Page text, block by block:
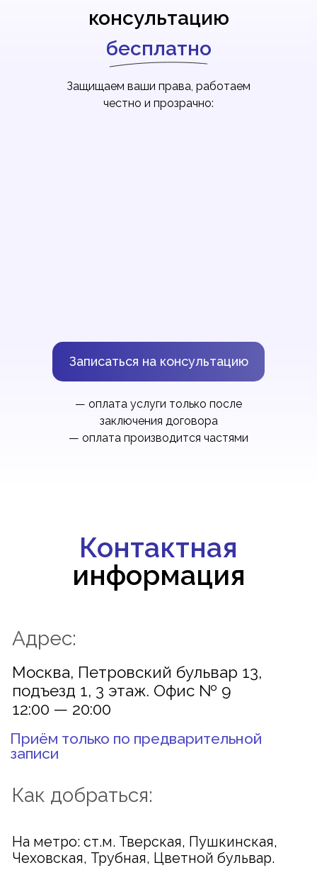
консультацию
бесплатно
Записаться на консультацию
Защищаем ваши права, работаем
честно и прозрачно:
— оплата услуги только после
заключения договора
— оплата производится частями